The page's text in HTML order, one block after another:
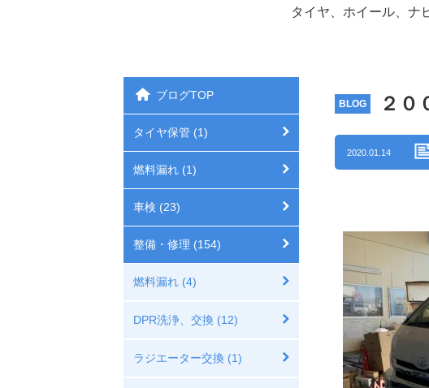
タイヤ、ホイール、ナ
２
BLOG
2020.01.14
ブログTOP
タイヤ保管 (1)
燃料漏れ (1)
車検 (23)
整備・修理 (154)
燃料漏れ (4)
DPR洗浄、交換 (12)
ラジエーター交換 (1)